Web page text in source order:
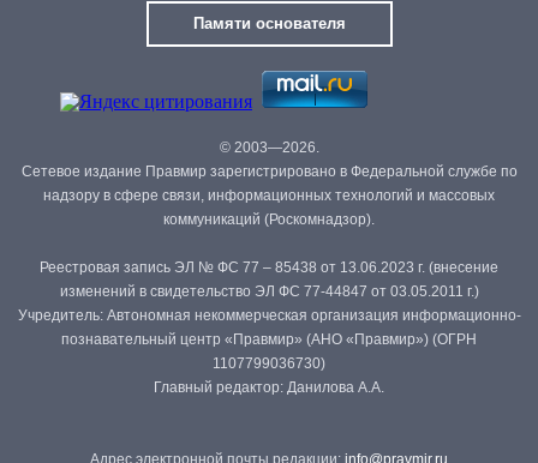
Памяти основателя
© 2003—2026.
Сетевое издание Правмир зарегистрировано в Федеральной службе по
надзору в сфере связи, информационных технологий и массовых
коммуникаций (Роскомнадзор).
Реестровая запись ЭЛ № ФС 77 – 85438 от 13.06.2023 г. (внесение
изменений в свидетельство ЭЛ ФС 77-44847 от 03.05.2011 г.)
Учредитель: Автономная некоммерческая организация информационно-
познавательный центр «Правмир» (АНО «Правмир») (ОГРН
1107799036730)
Главный редактор: Данилова А.А.
Адрес электронной почты редакции: info@pravmir.ru